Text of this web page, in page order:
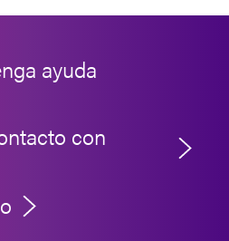
ayuda
con